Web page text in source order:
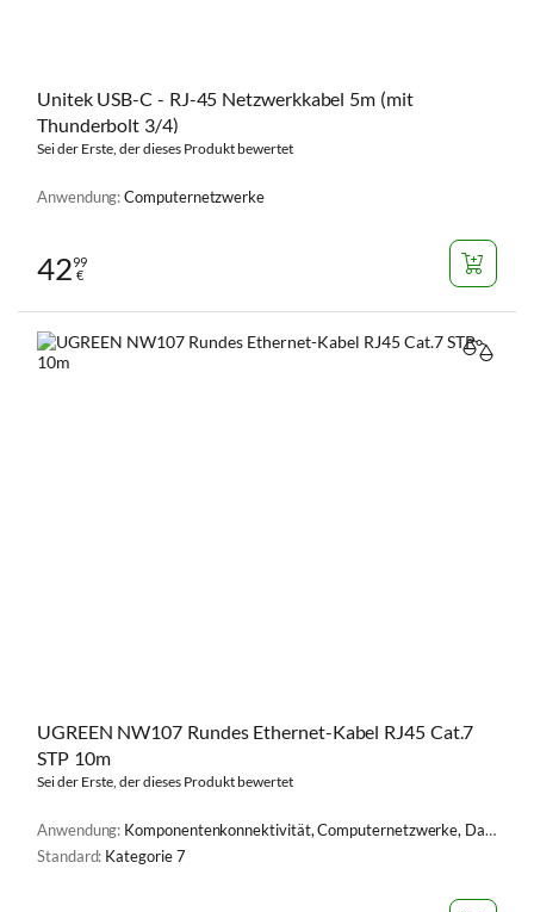
Unitek USB-C - RJ-45 Netzwerkkabel 5m (mit
Thunderbolt 3/4)
Sei der Erste, der dieses Produkt bewertet
Anwendung:Computernetzwerke
4299
€
UGREEN NW107 Rundes Ethernet-Kabel RJ45 Cat.7
STP 10m
Sei der Erste, der dieses Produkt bewertet
Anwendung: Komponentenkonnektivität, Computernetzwerke, Datenübertragung
Standard: Kategorie 7